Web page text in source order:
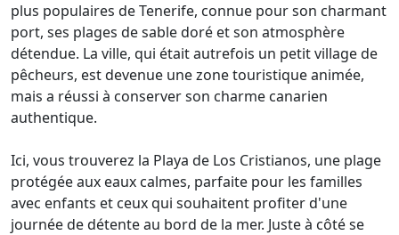
plus populaires de Tenerife, connue pour son charmant
port, ses plages de sable doré et son atmosphère
détendue. La ville, qui était autrefois un petit village de
pêcheurs, est devenue une zone touristique animée,
mais a réussi à conserver son charme canarien
authentique.
Ici, vous trouverez la Playa de Los Cristianos, une plage
protégée aux eaux calmes, parfaite pour les familles
avec enfants et ceux qui souhaitent profiter d'une
journée de détente au bord de la mer. Juste à côté se